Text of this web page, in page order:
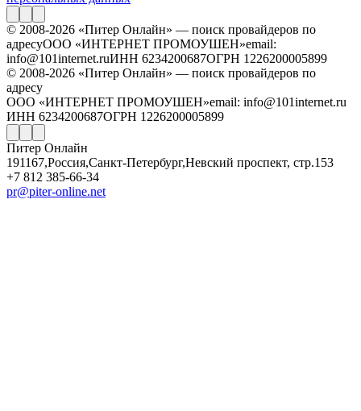
© 2008-2026 «Питер Онлайн» — поиск провайдеров по
адресуООО «ИНТЕРНЕТ ПРОМОУШЕН»email:
info@101internet.ruИНН 6234200687ОГРН 1226200005899
© 2008-2026 «Питер Онлайн» — поиск провайдеров по
адресу
ООО «ИНТЕРНЕТ ПРОМОУШЕН»email: info@101internet.ru
ИНН 6234200687ОГРН 1226200005899
Питер Онлайн
191167,Россия,Санкт-Петербург,Невский проспект, стр.153
+7 812 385-66-34
pr@piter-online.net